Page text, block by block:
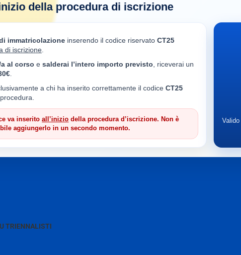
della procedura di iscrizione
immatricolazione inserendo il codice riservato CT25
di iscrizione.
al corso e salderai l’intero importo previsto, riceverai un
.
a chi ha inserito correttamente il codice CT25
va inseritoall’inizio della procedura d’iscrizione. Non è
aggiungerlo in un secondo momento.
TRIENNALISTI